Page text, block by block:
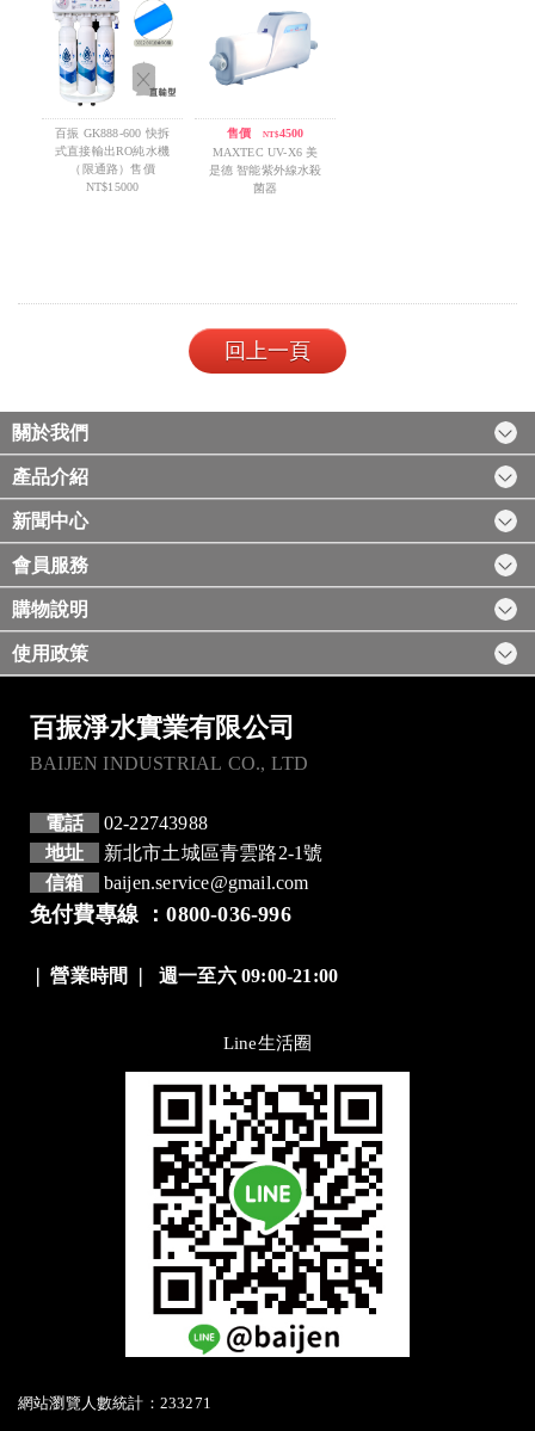
百振 GK888-600 快拆
式直接輸出RO純水機
（限通路）售價
NT$15000
售價/ NT$4500
MAXTEC UV-X6 美
是德 智能紫外線水殺
菌器
回上一頁
關於我們
產品介紹
新聞中心
會員服務
購物說明
使用政策
百振淨水實業有限公司
BAIJEN INDUSTRIAL CO., LTD
電話
02-22743988
地址
新北市土城區青雲路2-1號
信箱
baijen.service@gmail.com
免付費專線 ：0800-036-996
營業時間 ❘週一至六 09:00-21:00
Line生活圈
網站瀏覽人數統計：233271